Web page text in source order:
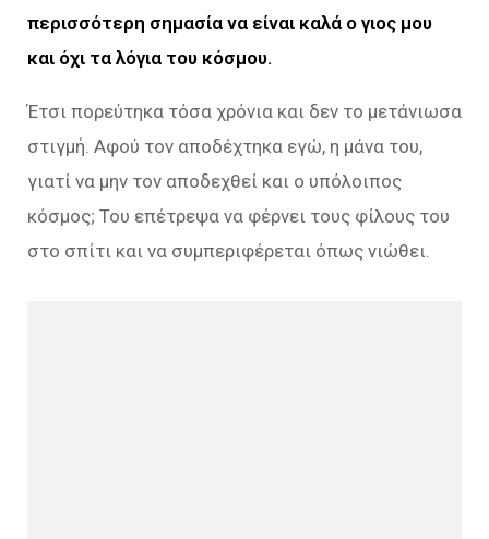
περισσότερη σημασία να είναι καλά ο γιος μου
και όχι τα λόγια του κόσμου.
Έτσι πορεύτηκα τόσα χρόνια και δεν το μετάνιωσα
στιγμή. Αφού τον αποδέχτηκα εγώ, η μάνα του,
γιατί να μην τον αποδεχθεί και ο υπόλοιπος
κόσμος; Του επέτρεψα να φέρνει τους φίλους του
στο σπίτι και να συμπεριφέρεται όπως νιώθει.